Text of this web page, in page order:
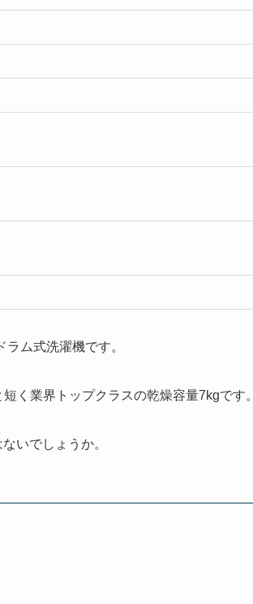
ム式洗濯機です。
く業界トップクラスの乾燥容量7kgです。
いでしょうか。